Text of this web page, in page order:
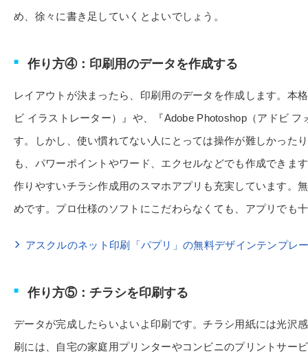
め、徐々に書き足していくとよいでしょう。
作り方④：印刷用のデータを作成する
レイアウトが決まったら、印刷用のデータを作成します。本
ビ イラストレーター）』や、『Adobe Photoshop（アドビ
す。しかし、使い慣れてない人にとっては操作が難しかった
も、パワーポイントやワード、エクセルなどでも作成できま
作りやすいチラシ作成用のスマホアプリも充実しています。
めです。プロ仕様のソフトにこだわらなくても、アプリでも
アスクルのネット印刷「パプリ」の無料デザインテンプレ
作り方⑤：チラシを印刷する
データが完成したらいよいよ印刷です。チラシ用紙には光沢
刷には、自宅の家庭用プリンターやコンビニのプリントサー